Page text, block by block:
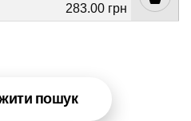
283.00 грн
пошук